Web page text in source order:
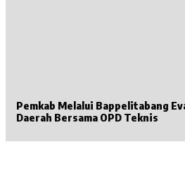
Pemkab Melalui Bappelitabang
Daerah Bersama OPD Teknis